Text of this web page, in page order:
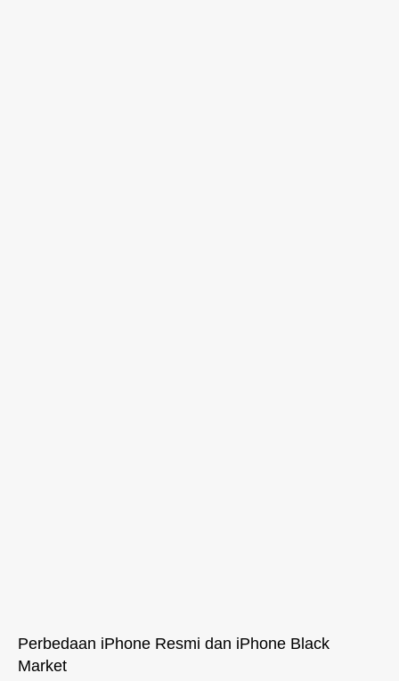
Perbedaan iPhone Resmi dan iPhone Black
Market